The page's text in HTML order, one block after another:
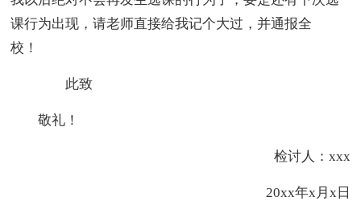
课行为出现，请老师直接给我记个大过，并通报全
校！
此致
敬礼！
检讨人：xxx
20xx年x月x日